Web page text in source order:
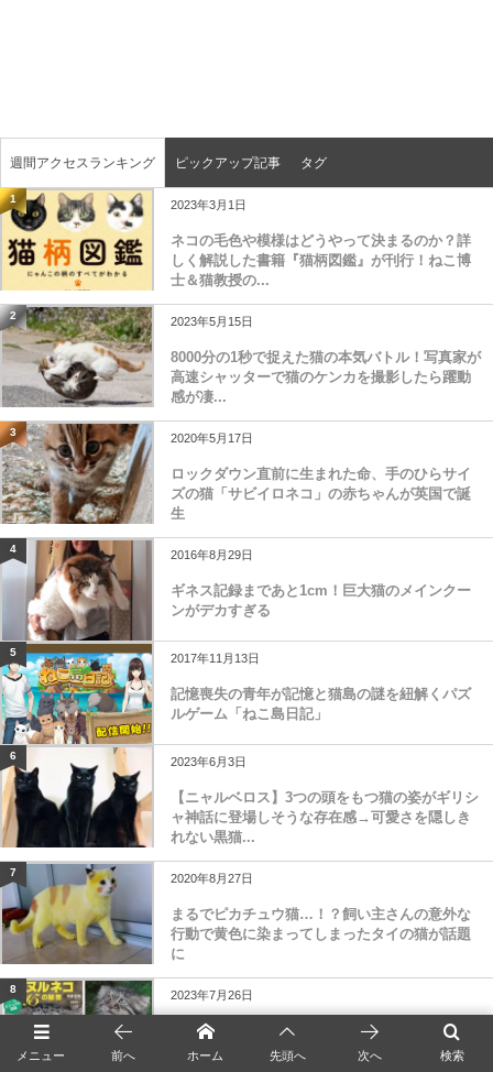
週間アクセスランキング ピックアップ記事 タグ
1 2023年3月1日
ネコの毛色や模様はどうやって決まるのか？詳
しく解説した書籍『猫柄図鑑』が刊行！ねこ博
士＆猫教授の...
2 2023年5月15日
8000分の1秒で捉えた猫の本気バトル！写真家が
高速シャッターで猫のケンカを撮影したら躍動
感が凄...
3 2020年5月17日
ロックダウン直前に生まれた命、手のひらサイ
ズの猫「サビイロネコ」の赤ちゃんが英国で誕
生
4 2016年8月29日
ギネス記録まであと1cm！巨大猫のメインクー
ンがデカすぎる
5 2017年11月13日
記憶喪失の青年が記憶と猫島の謎を紐解くパズ
ルゲーム「ねこ島日記」
6 2023年6月3日
【ニャルベロス】3つの頭をもつ猫の姿がギリシ
ャ神話に登場しそうな存在感→可愛さを隠しき
れない黒猫...
7 2020年8月27日
まるでピカチュウ猫…！？飼い主さんの意外な
行動で黄色に染まってしまったタイの猫が話題
に
8 2023年7月26日
マヌルネコは何故かわいいのか？イエネコとの
違いから生態や進化まで、知られざるマヌルネ
メニュー 検索
前へ ホーム 先頭へ 次へ